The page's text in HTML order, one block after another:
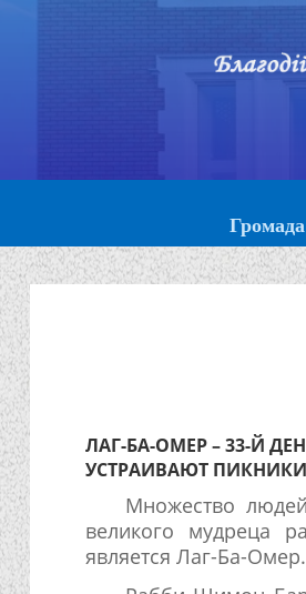
Громада
ЛАГ-БА-ОМЕР – 33-Й
УСТРАИВАЮТ
Множество
великого мудреца
является Лаг-Ба-Омер.